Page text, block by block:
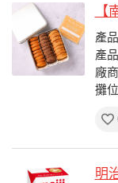
【
產
產
廠
攤
明